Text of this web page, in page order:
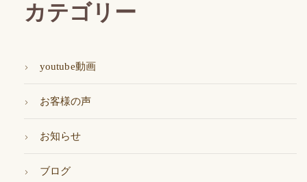
カテゴリー
youtube動画
お客様の声
お知らせ
ブログ